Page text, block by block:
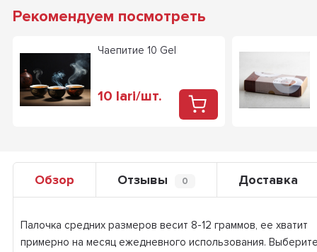
Рекомендуем посмотреть
Чаепитие 10 Gel
10 lari/шт.
Обзор Отзывы 0 Доставка
Палочка средних размеров весит 8-12 граммов, ее хватит
примерно на месяц ежедневного использования.